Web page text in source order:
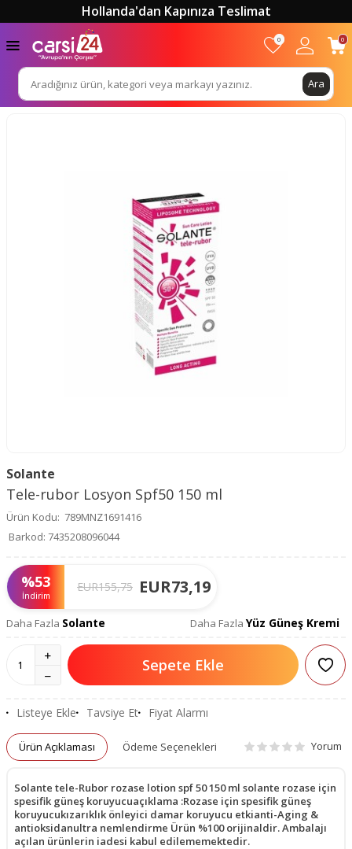
Hollanda'dan Kapınıza Teslimat
Ara
0 0
Solante
Tele-rubor Losyon Spf50 150 ml
Ürün Kodu: 789MNZ1691416
Barkod: 7435208096044
%53
İndirim
EUR155,75 EUR73,19
Daha Fazla Solante Daha Fazla Yüz Güneş Kremi
Sepete Ekle
Listeye Ekle Tavsiye Et Fiyat Alarmı
Ürün Açıklaması Ödeme Seçenekleri Yorum
Solante tele-Rubor rozase lotion spf 50 150 ml solante rozase için
spesifik güneş koruyucuaçıklama :Rozase için spesifik güneş
koruyucukızarıklık önleyici damar koruyucu etkianti-Aging &
antioksidanultra nemlendirme Ürün %100 orijinaldir. Ambalajı
açılan ürünlerin iadesi kabul edilememektedir.